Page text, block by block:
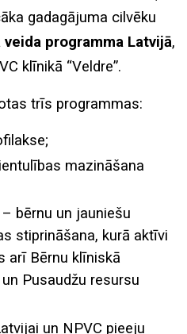
gadagājuma cilvēku
veida programma Latvijā,
klīnikā “Veldre”.
trīs programmas:
mazināšana
– bērnu un jauniešu
stiprināšana, kurā aktīvi
arī Bērnu klīniskā
Pusaudžu resursu
un NPVC pieeju